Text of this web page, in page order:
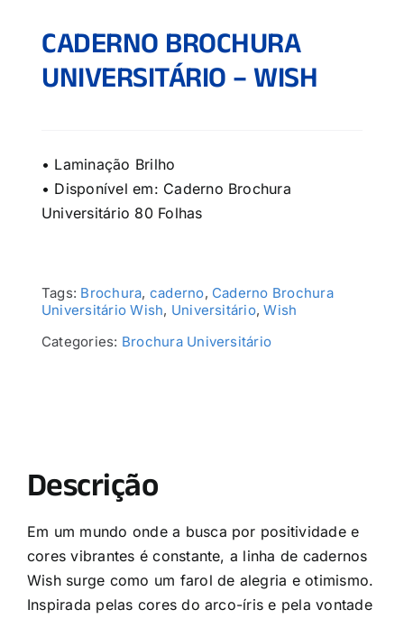
CADERNO BROCHURA
UNIVERSITÁRIO – WISH
• Laminação Brilho
• Disponível em: Caderno Brochura
Universitário 80 Folhas
Tags: Brochura, caderno, Caderno Brochura
Universitário Wish, Universitário,Wish
Categories: Brochura Universitário
Descrição
Em um mundo onde a busca por positividade e
cores vibrantes é constante, a linha de cadernos
Wish surge como um farol de alegria e otimismo.
Inspirada pelas cores do arco-íris e pela vontade